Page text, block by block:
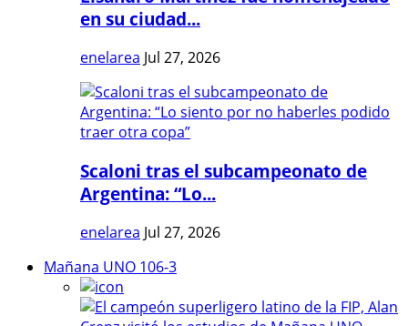
en su ciudad...
enelarea Jul 27, 2026
Scaloni tras el subcampeonato de
Argentina: “Lo...
enelarea Jul 27, 2026
Mañana UNO 106-3